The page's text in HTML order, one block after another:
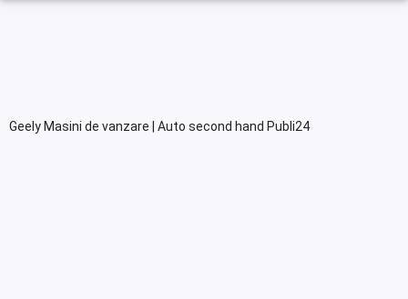
Geely Masini de vanzare | Auto second hand Publi24